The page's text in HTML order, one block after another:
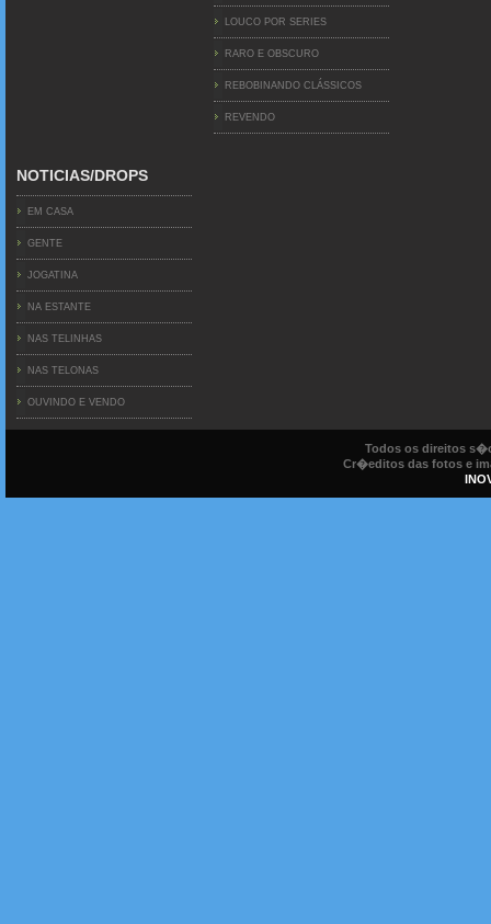
LOUCO POR SERIES
RARO E OBSCURO
REBOBINANDO CLÁSSICOS
REVENDO
NOTICIAS/DROPS
EM CASA
GENTE
JOGATINA
NA ESTANTE
NAS TELINHAS
NAS TELONAS
OUVINDO E VENDO
Todos os direitos
Cr�editos das fotos e